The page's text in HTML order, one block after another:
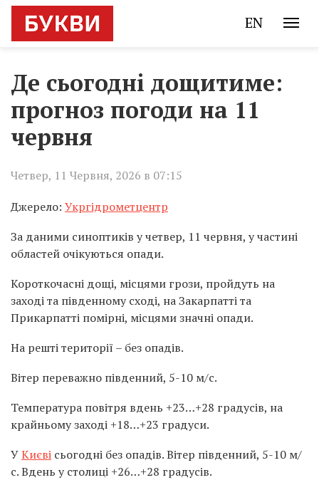
EN
Де сьогодні дощитиме:
прогноз погоди на 11
червня
Четвер, 11 Червня, 2026 в 07:15
Джерело: Укргідрометцентр
За даними синоптиків у четвер, 11 червня, у частині
областей очікуються опади.
Короткочасні дощі, місцями грози, пройдуть на
заході та південному сході, на Закарпатті та
Прикарпатті помірні, місцями значні опади.
На решті території – без опадів.
Вітер переважно південний, 5-10 м/с.
Температура повітря вдень +23…+28 градусів, на
крайньому заході +18…+23 градуси.
УКиєві сьогодні без опадів. Вітер південний, 5-10 м/
с. Вдень у столиці +26…+28 градусів.